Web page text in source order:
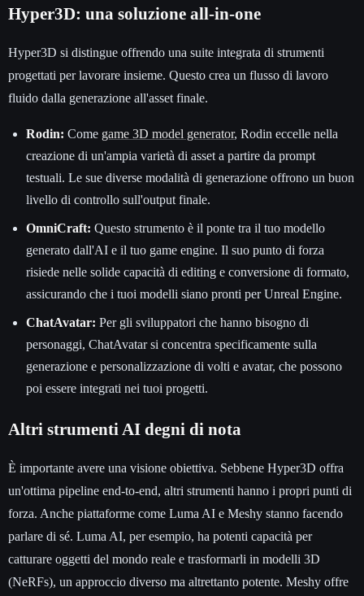
Hyper3D: una soluzione all-in-one
Hyper3D si distingue offrendo una suite integrata di strumenti
progettati per lavorare insieme. Questo crea un flusso di lavoro
fluido dalla generazione all'asset finale.
Rodin: Come game 3D model generator, Rodin eccelle nella
creazione di un'ampia varietà di asset a partire da prompt
testuali. Le sue diverse modalità di generazione offrono un buon
livello di controllo sull'output finale.
OmniCraft: Questo strumento è il ponte tra il tuo modello
generato dall'AI e il tuo game engine. Il suo punto di forza
risiede nelle solide capacità di editing e conversione di formato,
assicurando che i tuoi modelli siano pronti per Unreal Engine.
ChatAvatar: Per gli sviluppatori che hanno bisogno di
personaggi, ChatAvatar si concentra specificamente sulla
generazione e personalizzazione di volti e avatar, che possono
poi essere integrati nei tuoi progetti.
Altri strumenti AI degni di nota
È importante avere una visione obiettiva. Sebbene Hyper3D offra
un'ottima pipeline end-to-end, altri strumenti hanno i propri punti di
forza. Anche piattaforme come Luma AI e Meshy stanno facendo
parlare di sé. Luma AI, per esempio, ha potenti capacità per
catturare oggetti del mondo reale e trasformarli in modelli 3D
(NeRFs), un approccio diverso ma altrettanto potente. Meshy offre